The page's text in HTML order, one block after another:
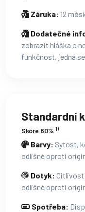
Záruka: 12
Dodatečné
zobrazit hláška o
funkčnost, jedná
Standardní
Skóre 80% 1)
Barvy: Sytost,
odlišné oproti
Dotyk: Citlivost
odlišné oproti
Spotřeba: